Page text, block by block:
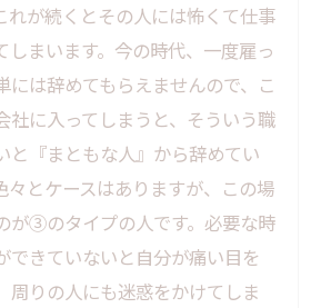
れが続くとその人には怖くて仕事
しまいます。今の時代、一度雇っ
には辞めてもらえませんので、こ
社に入ってしまうと、そういう職
と『まともな人』から辞めてい
々とケースはありますが、この場
が③のタイプの人です。必要な時
できていないと自分が痛い目を
周りの人にも迷惑をかけてしま